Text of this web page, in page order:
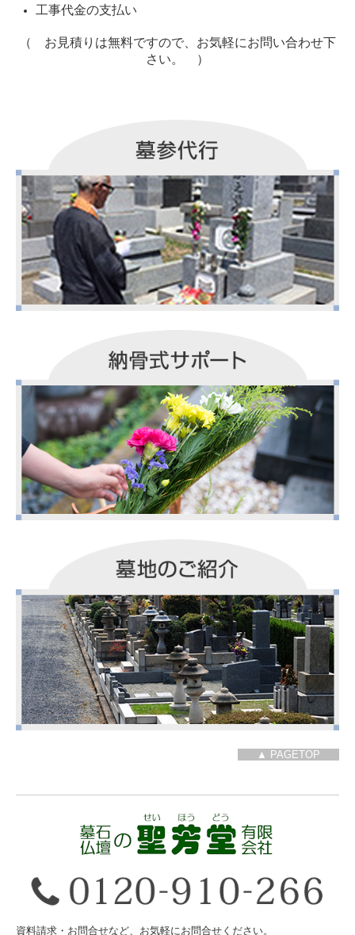
工事代金の支払い
（ お見積りは無料ですので、お気軽にお問い合わせ下
さい。 ）
▲ PAGETOP
資料請求・お問合せなど、お気軽にお問合せください。